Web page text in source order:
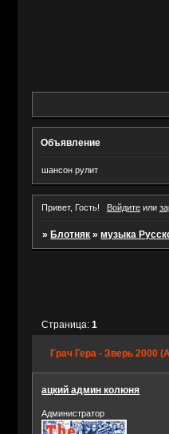
Объявление
шансон рулит
Привет, Гость! Войдитеили
» Блотняк »музыка
Грач Гера - Зверь 2000
Страница:1
ацкий админ колюня
Администратор